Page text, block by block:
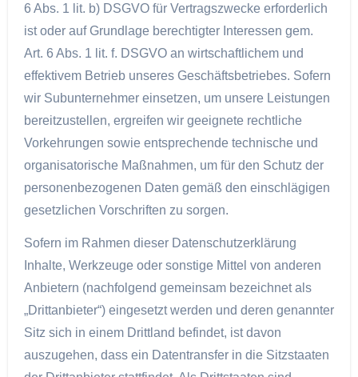
6 Abs. 1 lit. b) DSGVO für Vertragszwecke erforderlich
ist oder auf Grundlage berechtigter Interessen gem.
Art. 6 Abs. 1 lit. f. DSGVO an wirtschaftlichem und
effektivem Betrieb unseres Geschäftsbetriebes. Sofern
wir Subunternehmer einsetzen, um unsere Leistungen
bereitzustellen, ergreifen wir geeignete rechtliche
Vorkehrungen sowie entsprechende technische und
organisatorische Maßnahmen, um für den Schutz der
personenbezogenen Daten gemäß den einschlägigen
gesetzlichen Vorschriften zu sorgen.
Sofern im Rahmen dieser Datenschutzerklärung
Inhalte, Werkzeuge oder sonstige Mittel von anderen
Anbietern (nachfolgend gemeinsam bezeichnet als
„Drittanbieter“) eingesetzt werden und deren genannter
Sitz sich in einem Drittland befindet, ist davon
auszugehen, dass ein Datentransfer in die Sitzstaaten